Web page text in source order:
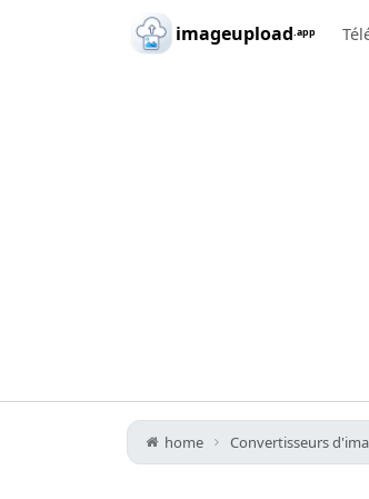
Skip to main content
imageupload.app
home Convertisseurs